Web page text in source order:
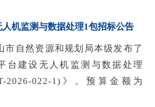
机监测与数据处理1包招标公告
市自然资源和规划局本级发布了
台建设无人机监测与数据处理
2026-022-1)》。预算金额为